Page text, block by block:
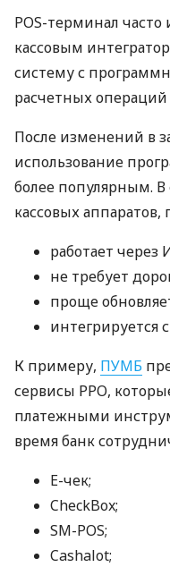
POS-терминал часто
кассовым
систему с
расчетных
После изменений в
использование
более популярным. В
кассовых аппаратов,
работает через
не требует
проще
К примеру, ПУМБ
сервисы РРО,
платежными
время банк
E-чек;
CheckBox;
SM-POS;
Cashalot;